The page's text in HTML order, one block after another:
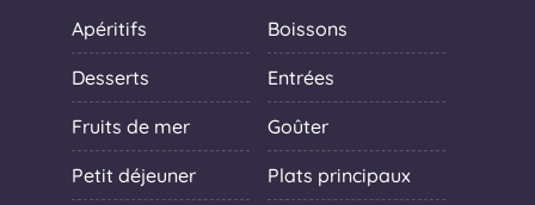
Apéritifs Boissons
Desserts Entrées
Fruits de mer Goûter
Petit déjeuner Plats principaux